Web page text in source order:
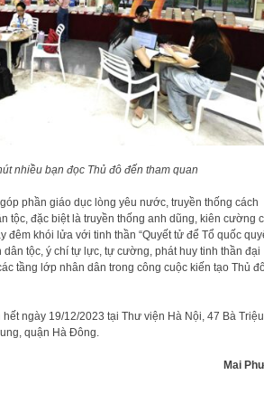
nhiều bạn đọc Thủ đô đến tham quan
phần giáo dục lòng yêu nước, truyền thống cách
tộc, đặc biệt là truyền thống anh dũng, kiên cường
đêm khói lửa với tinh thần “Quyết tử để Tổ quốc
tộc, ý chí tự lực, tự cường, phát huy tinh thần đại
tầng lớp nhân dân trong công cuộc kiến tạo Thủ
ngày 19/12/2023 tại Thư viện Hà Nội, 47 Bà Triệu,
quận Hà Đông.
Mai